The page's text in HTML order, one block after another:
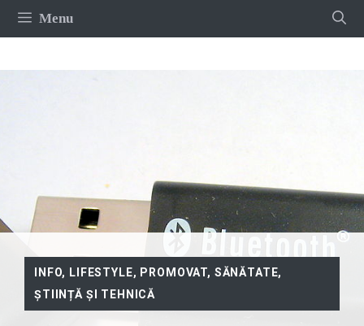
Sari
Menu
INFO, LIFESTYLE, PROMOVAT, SĂNĂTATE,
ȘTIINȚĂ ȘI TEHNICĂ